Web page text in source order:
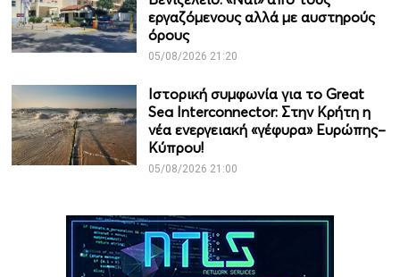
εργαζόμενους αλλά με αυστηρούς
όρους
05/08/2026 21:20
Ιστορική συμφωνία για το Great
Sea Interconnector: Στην Κρήτη η
νέα ενεργειακή «γέφυρα» Ευρώπης–
Κύπρου!
05/08/2026 21:00